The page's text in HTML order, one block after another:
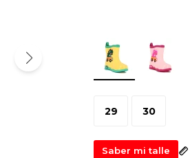
29 30
Saber mi talle